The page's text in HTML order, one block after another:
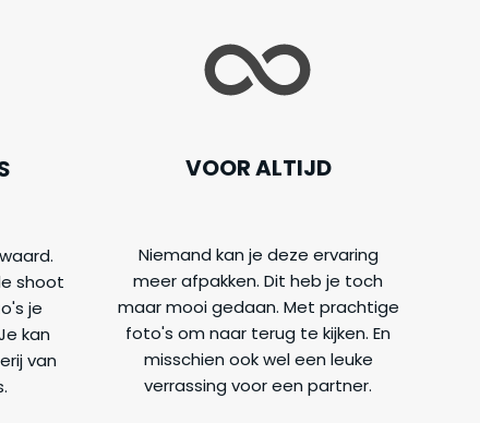
VOOR ALTIJD
Niemand kan je deze ervaring
meer afpakken. Dit heb je toch
maar mooi gedaan. Met prachtige
foto's om naar terug te kijken. En
misschien ook wel een leuke
verrassing voor een partner.
shoot
je
kan
van